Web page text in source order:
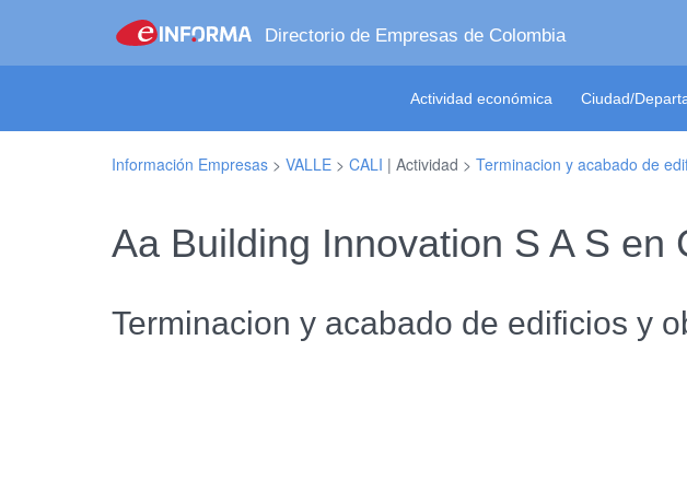
Directorio de Empresas de Colombia
Actividad económica Ciudad/
Información Empresas > VALLE > CALI | Actividad > Terminacion y acabado de
Aa Building Innovation S A S en
Terminacion y acabado de edificios y